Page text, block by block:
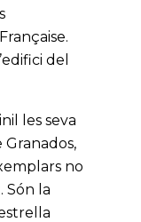
del
les seva
Granados,
no
Són la